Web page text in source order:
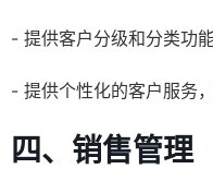
- 提供客户分级和分类功
- 提供个性化的客户服务
四、销售管理